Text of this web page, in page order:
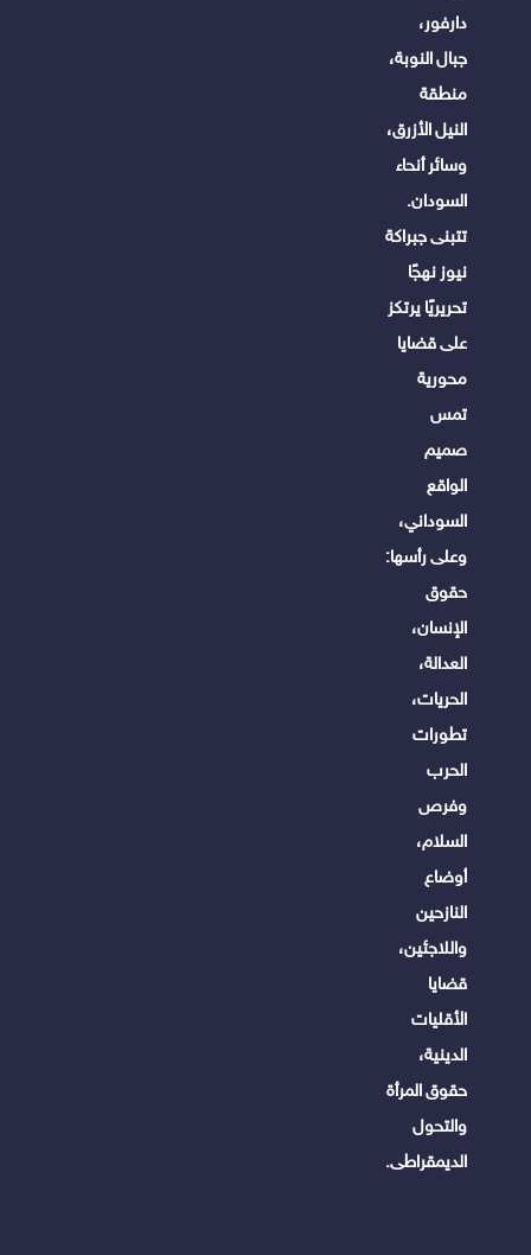
دارفور،
جبال النوبة،
منطقة
النيل الأزرق،
وسائر أنحاء
السودان.
تتبنى جبراكة
نيوز نهجًا
تحريريًا يرتكز
على قضايا
محورية
تمس
صميم
الواقع
السوداني،
وعلى رأسها:
حقوق
الإنسان،
العدالة،
الحريات،
تطورات
الحرب
وفرص
السلام،
أوضاع
النازحين
واللاجئين،
قضايا
الأقليات
الدينية،
حقوق المرأة
والتحول
الديمقراطى.